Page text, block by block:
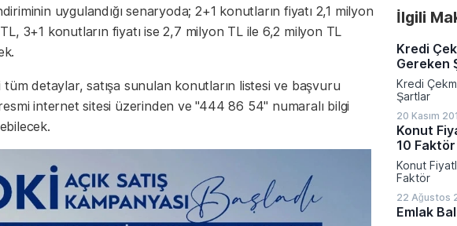
uygulandığı senaryoda; 2+1 konutların fiyatı 2,1 milyon
3+1 konutların fiyatı ise 2,7 milyon TL ile 6,2 milyon TL
tüm detaylar, satışa sunulan konutların listesi ve başvuru
internet sitesi üzerinden ve "444 86 54" numaralı bilgi
hükmetti.
dönemde
İlgili
Kredi
Gereken
Kredi
Şartlar
20 Kasım
Konut
10 Faktör
Konut
Faktör
22 Ağustos
Emlak